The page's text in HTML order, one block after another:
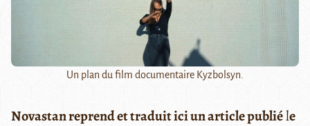
Un plan du film documentaire Kyzbolsyn.
Novastan reprend et traduit ici un article publiéle